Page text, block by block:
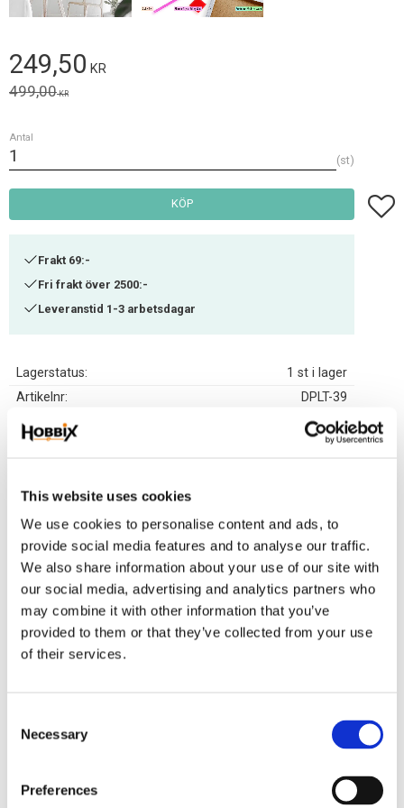
This website uses cookies
We use cookies to personalise content and ads, to
provide social media features and to analyse our traffic.
We also share information about your use of our site with
our social media, advertising and analytics partners who
may combine it with other information that you’ve
provided to them or that they’ve collected from your use
of their services.
Necessary
Preferences
Nedsatt pris:
249,50 KR
Ordinarie pris:
499,00KR
Antal
st
KÖP Lägg
Frakt 69:-
Fri frakt över 2500:-
Leveranstid 1-3 arbetsdagar
Lagerstatus
1 st i lager
Artikelnr
DPLT-39
Lyxiga färdiga tavlor. Canvasväven sitter på en träram och en träskiva som
pärlorna. Det är runda Resin pärlor och de är av högsta kvalitet, dessa
eller skimrande allt för att passa motivet. Det medföljer en bruksanvisning,
appliceringspenna, vax, pärlask, pincett och upphängningsöglor. När du
har applicerat alla pärlor kan du hänga upp din tavla på väggen direkt. Inga
extra kostnader tillkommer.
Relaterade produkter